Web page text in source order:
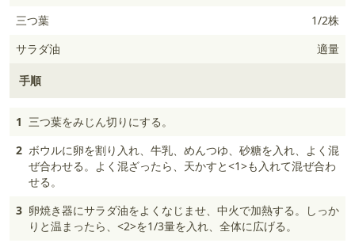
三つ葉
1/2株
サラダ油
適量
手順
1 三つ葉をみじん切りにする。
2 ボウルに卵を割り入れ、牛乳、めんつゆ、砂糖を入れ、よく混
ぜ合わせる。よく混ざったら、天かすと<1>も入れて混ぜ合わ
せる。
3 卵焼き器にサラダ油をよくなじませ、中火で加熱する。しっか
りと温まったら、<2>を1/3量を入れ、全体に広げる。